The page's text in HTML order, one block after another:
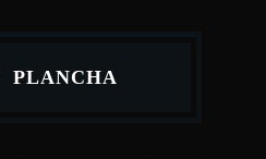
PLANCHA